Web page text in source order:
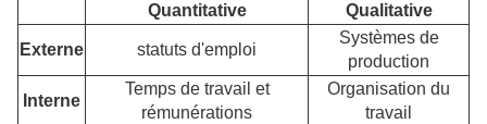
Quantitative Qualitative
Externe statuts d'emploi
Systèmes de
production
Interne
Temps de travail et
rémunérations
Organisation du
travail